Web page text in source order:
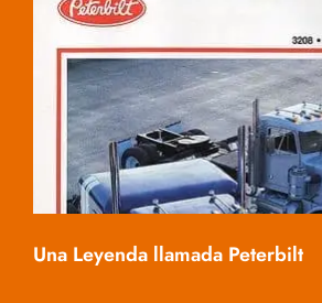
Una Leyenda llamada Peterbilt